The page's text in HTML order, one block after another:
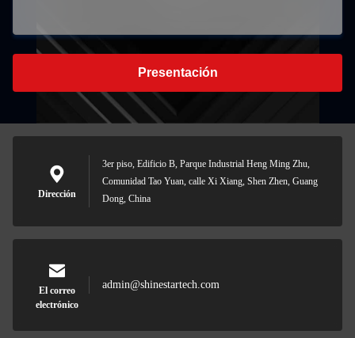
Presentación
Dirección
3er piso, Edificio B, Parque Industrial Heng Ming Zhu,
Comunidad Tao Yuan, calle Xi Xiang, Shen Zhen, Guang
Dong, China
El correo
electrónico
admin@shinestartech.com